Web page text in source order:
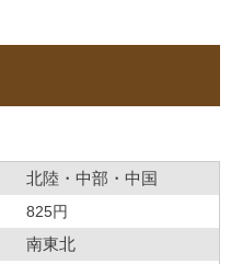
北陸・中部・中国
825円
南東北